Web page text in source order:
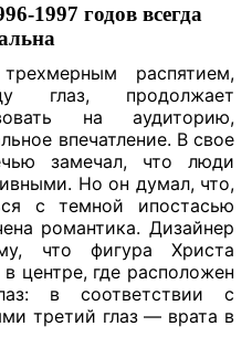
1997 годов всегда
распятием,
глаз, продолжает
на аудиторию,
впечатление. В свое
замечал, что люди
Но он думал, что,
с темной ипостасью
романтика. Дизайнер
что фигура Христа
центре, где расположен
в соответствии с
третий глаз — врата в